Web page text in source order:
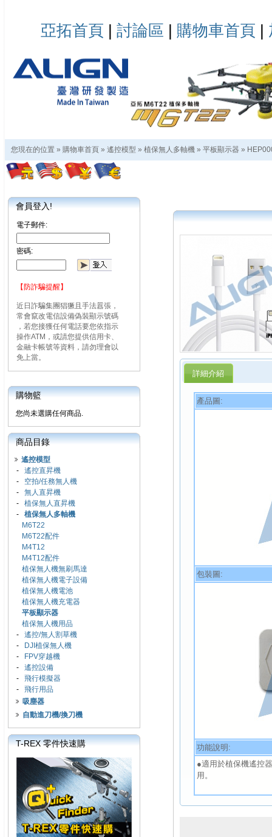
亞拓首頁 | 討論區 | 購物車首頁 |
您現在的位置 » 購物車首頁 » 遙控模型 » 植保無人多軸機 » 平板顯示器 »
會員登入!
電子郵件:
密碼:
【防詐騙提醒】
近日詐騙集團猖獗且手法囂張，
常會竄改電信設備偽裝顯示號碼
，若您接獲任何電話要您依指示
操作ATM，或請您提供信用卡、
金融卡帳號等資料，請勿理會以
免上當。
購物籃
您尚未選購任何商品.
商品目錄
遙控模型
- 遙控直昇機
- 空拍/任務無人機
- 無人直昇機
- 植保無人直昇機
- 植保無人多軸機
M6T22
M6T22配件
M4T12
M4T12配件
植保無人機無刷馬達
植保無人機電子設備
植保無人機電池
植保無人機充電器
平板顯示器
植保無人機用品
- 遙控/無人割草機
-
DJI植保無人機
-
FPV穿越機
- 遙控設備
- 飛行模擬器
- 飛行用品
吸塵器
自動進刀機/換刀機
T-REX 零件快速購
詳細介紹
產品圖:
包裝圖:
功能說明:
●適用於植保機遙控
用。